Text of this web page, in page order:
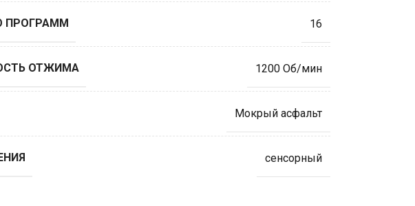
ПРОГРАММ 16
ОТЖИМА 1200 Об/мин
Мокрый асфальт
cенсорный